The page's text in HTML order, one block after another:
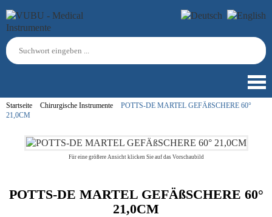
Startseite Chirurgische Instrumente
POTTS-DE MARTEL GEFÄßSCHERE 60°
21,0CM
Für eine größere Ansicht klicken Sie auf das Vorschaubild
POTTS-DE MARTEL GEFÄßSCHERE 60°
21,0CM